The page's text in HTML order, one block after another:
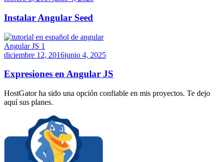
Instalar Angular Seed
Angular JS 1
diciembre 12, 2016junio 4, 2025
Expresiones en Angular JS
HostGator ha sido una opción confiable en mis proyectos. Te dejo
aquí sus planes.